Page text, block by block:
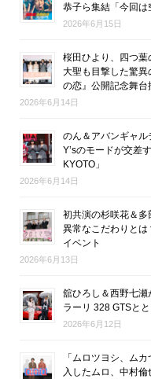
恭子ら集結「今回
2026年6月15日
桜田ひより、四つ葉
大聖も目撃した驚
の恋』公開記念舞台
2026年6月14日
のん＆アバンギャル
Y’sのモードが交差
KYOTO」
2026年6月14日
初共演の杉咲花＆多
異常なこだわりと
イベント
2026年6月13日
舘ひろし＆西野七
ラーリ 328 GTSと
2026年6月12日
「ムロツヨシ、ム
入したムロ、中村倫